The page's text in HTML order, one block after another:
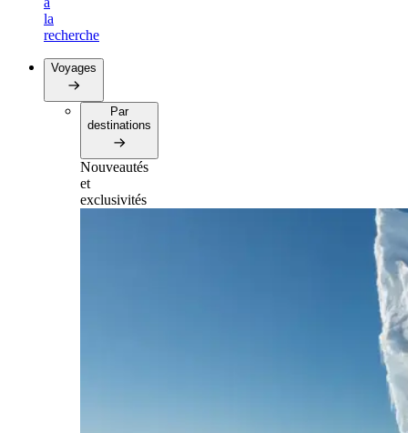
la
recherche
Voyages
Par
destinations
Nouveautés
et
exclusivités